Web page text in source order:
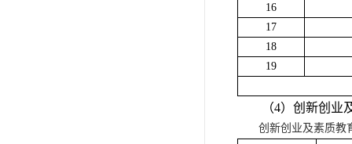
16
17
18
19
（4）创新创业
创新创业及素质教